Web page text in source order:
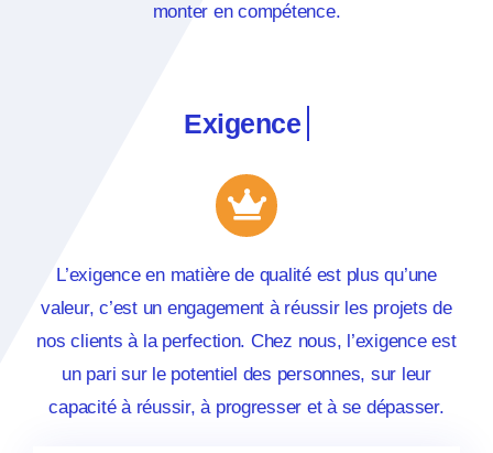
monter en compétence.
L’exigence en matière de qualité est plus qu’une
valeur, c’est un engagement à réussir les projets de
nos clients à la perfection. Chez nous, l’exigence est
un pari sur le potentiel des personnes, sur leur
capacité à réussir, à progresser et à se dépasser.